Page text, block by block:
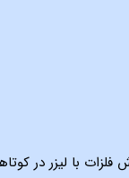
با لیزر در